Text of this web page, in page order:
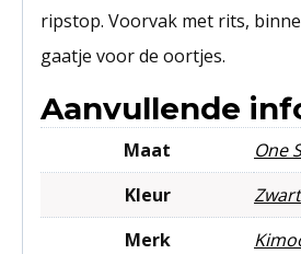
ripstop. Voorvak met rits,
gaatje voor de oortjes.
Aanvullende
Maat
One
Kleur
Zwart
Merk